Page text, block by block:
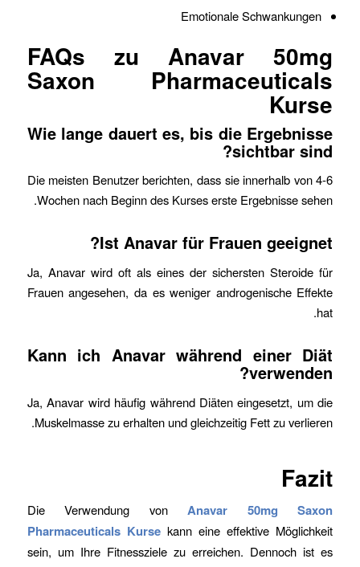
Emotionale Schwankungen
FAQs zu Anavar 50mg
Saxon Pharmaceuticals
Kurse
Wie lange dauert es, bis die Ergebnisse
sichtbar sind?
Die meisten Benutzer berichten, dass sie innerhalb von 4-6
Wochen nach Beginn des Kurses erste Ergebnisse sehen.
Ist Anavar für Frauen geeignet?
Ja, Anavar wird oft als eines der sichersten Steroide für
Frauen angesehen, da es weniger androgenische Effekte
hat.
Kann ich Anavar während einer Diät
verwenden?
Ja, Anavar wird häufig während Diäten eingesetzt, um die
Muskelmasse zu erhalten und gleichzeitig Fett zu verlieren.
Fazit
Die Verwendung vonAnavar 50mg Saxon
Pharmaceuticals Kursekann eine effektive Möglichkeit
sein, um Ihre Fitnessziele zu erreichen. Dennoch ist es